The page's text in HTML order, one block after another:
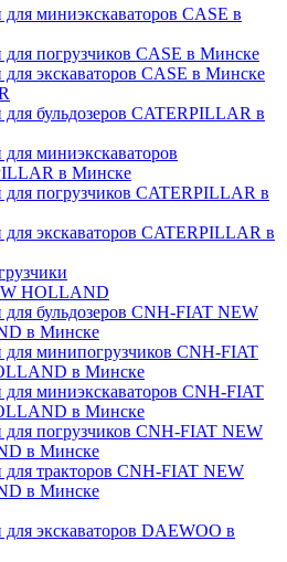
для миниэкскаваторов CASE в
для погрузчиков CASE в Минске
для экскаваторов CASE в Минске
для бульдозеров CATERPILLAR в
для миниэкскаваторов
в Минске
для погрузчиков CATERPILLAR в
для экскаваторов CATERPILLAR в
HOLLAND
для бульдозеров CNH-FIAT NEW
в Минске
для минипогрузчиков CNH-FIAT
в Минске
для миниэкскаваторов CNH-FIAT
в Минске
для погрузчиков CNH-FIAT NEW
в Минске
для тракторов CNH-FIAT NEW
в Минске
для экскаваторов DAEWOO в